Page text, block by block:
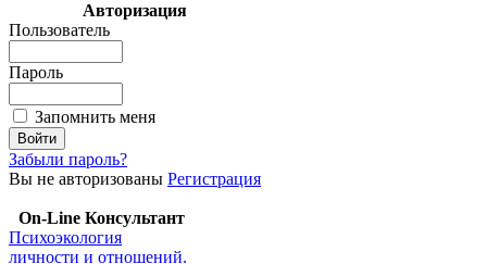
Авторизация
Пользователь
Пароль
Запомнить меня
Забыли пароль?
Вы не авторизованы Регистрация
On-Line Консультант
Психоэкология
личности и отношений.